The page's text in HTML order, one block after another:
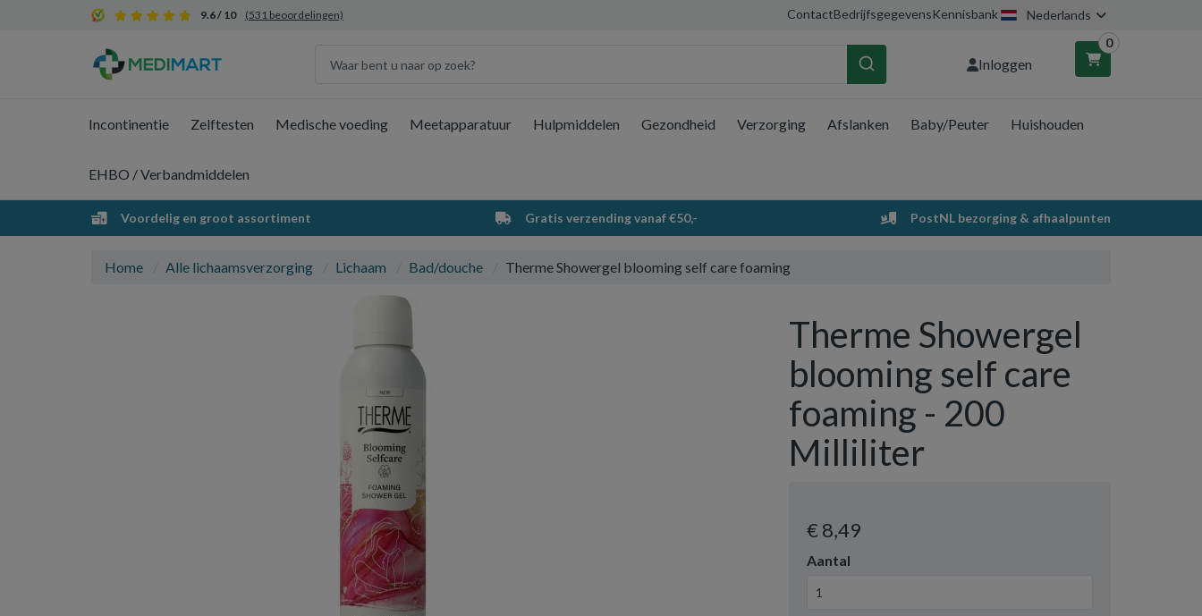
9.6 / 10 (531 beoordelingen) ContactBedrijfsgegevensKennisbank Nederlands
Inloggen
0
Winkelwagen
Uw winkelwagen is leeg.
Vul hem met producten.
Incontinentie Zelftesten Medische voeding Meetapparatuur Hulpmiddelen Gezondheid Verzorging Afslanken Baby/Peuter Huishouden
EHBO / Verbandmiddelen
Voordelig en groot assortiment Gratis verzending vanaf €50,- PostNL bezorging & afhaalpunten
Home Alle lichaamsverzorging Lichaam Bad/douche Therme Showergel blooming self care foaming
Therme Showergel
blooming self care
foaming - 200
Milliliter
€ 8,49
Aantal